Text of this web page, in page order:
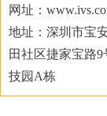
网址：
地址：深圳市宝
田社区捷家宝路
技园A栋